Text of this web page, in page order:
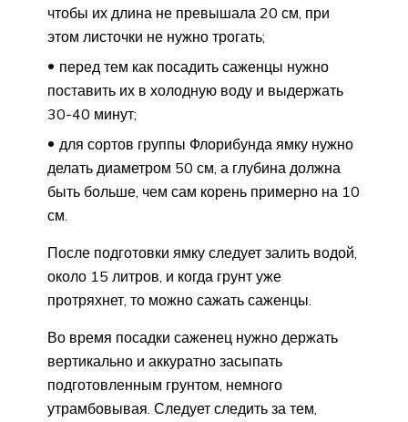
чтобы их длина не превышала 20 см, при
этом листочки не нужно трогать;
перед тем как посадить саженцы нужно
поставить их в холодную воду и выдержать
30-40 минут;
для сортов группы Флорибунда ямку нужно
делать диаметром 50 см, а глубина должна
быть больше, чем сам корень примерно на 10
см.
После подготовки ямку следует залить водой,
около 15 литров, и когда грунт уже
протряхнет, то можно сажать саженцы.
Во время посадки саженец нужно держать
вертикально и аккуратно засыпать
подготовленным грунтом, немного
утрамбовывая. Следует следить за тем,